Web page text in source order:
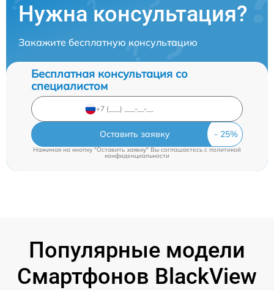
Нужна консультация?
Закажите бесплатную консультацию
Бесплатная консультация со
специалистом
Оставить заявку
Нажимая на кнопку "Оставить заявку" Вы соглашаетесь cполитикой
конфиденциальности
Популярные модели
Смартфонов BlackView